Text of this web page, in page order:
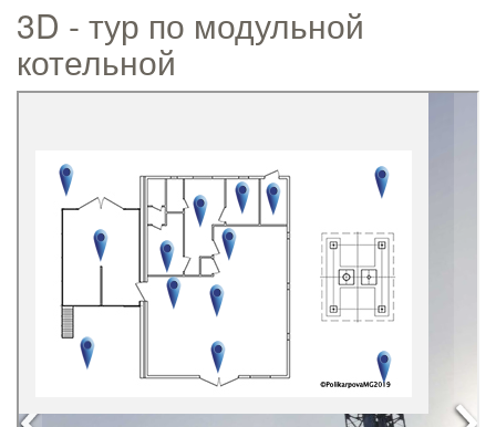
3D - тур по модульной
котельной